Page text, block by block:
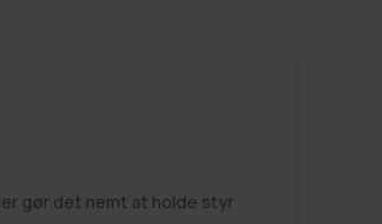
gør det nemt at holde styr